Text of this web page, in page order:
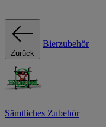
Zurück
Bierzubehör
Sämtliches Zubehör